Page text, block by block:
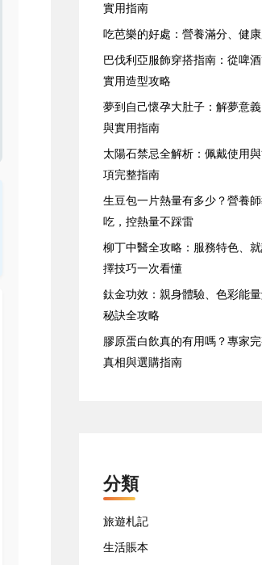
實用指南
吃芭樂的好處：營養滿分、健
巴伐利亞服飾穿搭指南：從啤
實用造型攻略
夢到自己懷孕大肚子：解夢意
與實用指南
太陽石禁忌全解析：佩戴使用
項完整指南
生豆包一片熱量有多少？營養
吃，控熱量不踩雷
柳丁中醫全攻略：服務特色、
擇技巧一次看懂
鈦金功效：親身體驗、色彩能
秘訣全攻略
膠原蛋白飲真的有用嗎？專家
真相與選購指南
分類
旅遊札記
生活賬本